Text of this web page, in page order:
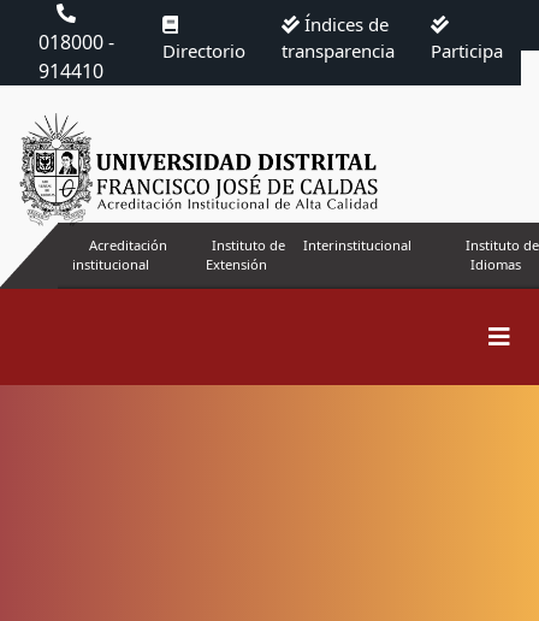
018000 -
914410
Directorio
Índices de
transparencia
Participa
Acreditación
institucional
Instituto de
Extensión
Interinstitucional
Instituto de
Idiomas